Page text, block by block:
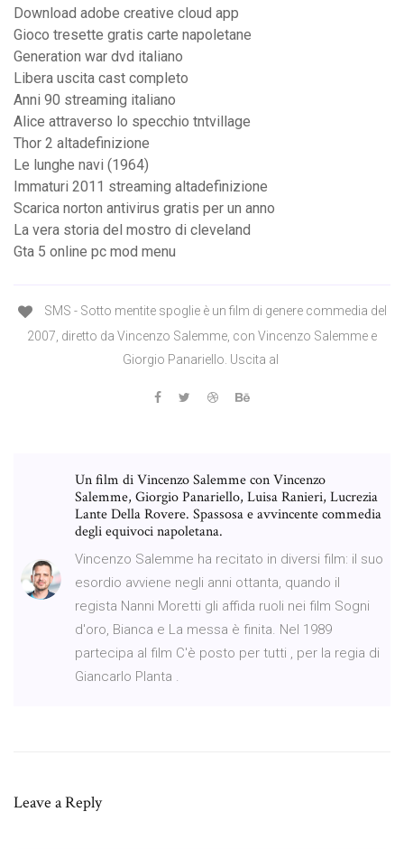
Download adobe creative cloud app
Gioco tresette gratis carte napoletane
Generation war dvd italiano
Libera uscita cast completo
Anni 90 streaming italiano
Alice attraverso lo specchio tntvillage
Thor 2 altadefinizione
Le lunghe navi (1964)
Immaturi 2011 streaming altadefinizione
Scarica norton antivirus gratis per un anno
La vera storia del mostro di cleveland
Gta 5 online pc mod menu
SMS - Sotto mentite spoglie è un film di genere commedia del
2007, diretto da Vincenzo Salemme, con Vincenzo Salemme e
Giorgio Panariello. Uscita al
Un film di Vincenzo Salemme con Vincenzo
Salemme, Giorgio Panariello, Luisa Ranieri, Lucrezia
Lante Della Rovere. Spassosa e avvincente commedia
degli equivoci napoletana.
Vincenzo Salemme ha recitato in diversi film: il suo
esordio avviene negli anni ottanta, quando il
regista Nanni Moretti gli affida ruoli nei film Sogni
d'oro, Bianca e La messa è finita. Nel 1989
partecipa al film C'è posto per tutti , per la regia di
Giancarlo Planta .
Leave a Reply